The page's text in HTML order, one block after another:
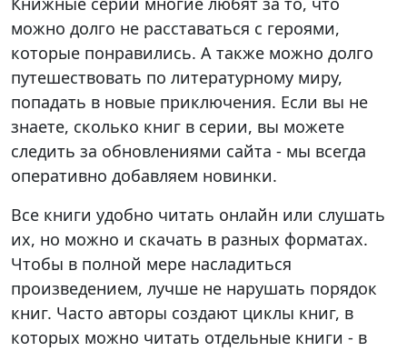
можно долго не расставаться с героями,
которые понравились. А также можно долго
путешествовать по литературному миру,
попадать в новые приключения. Если вы не
знаете, сколько книг в серии, вы можете
следить за обновлениями сайта - мы всегда
оперативно добавляем новинки.
Все книги удобно читать онлайн или слушать
их, но можно и скачать в разных форматах.
Чтобы в полной мере насладиться
произведением, лучше не нарушать порядок
книг. Часто авторы создают циклы книг, в
которых можно читать отдельные книги - в